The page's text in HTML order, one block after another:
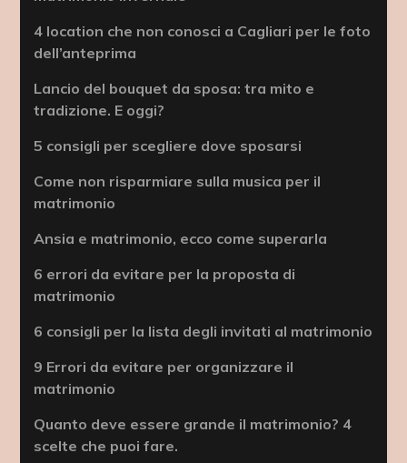
4 location che non conosci a Cagliari per le foto
dell’anteprima
Lancio del bouquet da sposa: tra mito e
tradizione. E oggi?
5 consigli per scegliere dove sposarsi
Come non risparmiare sulla musica per il
matrimonio
Ansia e matrimonio, ecco come superarla
6 errori da evitare per la proposta di
matrimonio
6 consigli per la lista degli invitati al matrimonio
9 Errori da evitare per organizzare il
matrimonio
Quanto deve essere grande il matrimonio? 4
scelte che puoi fare.